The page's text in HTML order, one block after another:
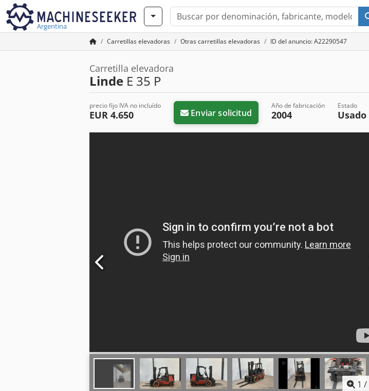
Argentina
Carretillas elevadoras Otras carretillas elevadoras ID del anuncio: A22290547
Carretilla elevadora
Linde E 35 P
precio fijo IVA no incluído
EUR 4.650 Enviar solicitud
Año de fabricación
2004
Estado
Usado
1 /